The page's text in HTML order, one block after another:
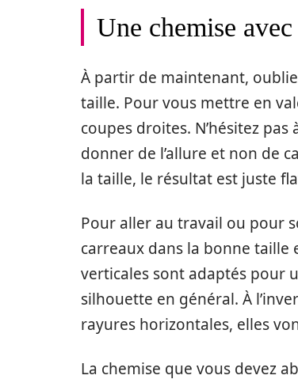
Une chemise
À partir de maintenant,
taille. Pour vous mettre en
coupes droites. N’hésitez
donner de l’allure et non de
la taille, le résultat est juste
Pour aller au travail ou pour
carreaux dans la bonne taille
verticales sont adaptés pour
silhouette en général. À
rayures horizontales, elles
La chemise que vous devez